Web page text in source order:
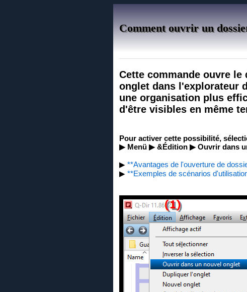
Comment ouvrir un
Cette commande ouvre
onglet dans l'explorateur
une organisation plus
d'être visibles en même
Pour activer cette possibilité,
▶ Menü ▶ &Édition ▶ Ouvrir dans
▶ **Avantages de l'ouverture de
▶ **Exemples de scénarios